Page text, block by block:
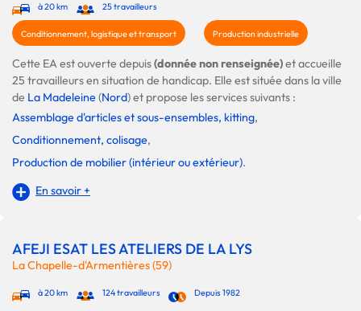
à 20 km 25 travailleurs
Conditionnement, logistique et transport Production industrielle
Cette EA est ouverte depuis(donnée non renseignée)et accueille
25 travailleurs en situation de handicap. Elle est située dans la ville
de La Madeleine(Nord) et propose les services suivants :
Assemblage d'articles et sous-ensembles, kitting,
Conditionnement, colisage,
Production de mobilier (intérieur ou extérieur).
En savoir +
AFEJI ESAT LES ATELIERS DE LA LYS
La Chapelle-d'Armentières (59)
à 20 km 124 travailleurs Depuis 1982